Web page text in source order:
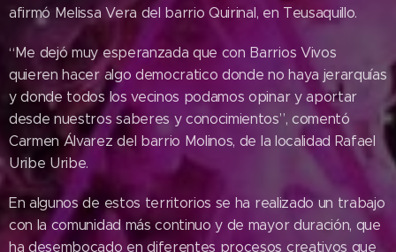
afirmó Melissa Vera del barrio Quirinal, en Teusaquillo.
“Me dejó muy esperanzada que con Barrios Vivos
quieren hacer algo democratico donde no haya jerarquías
y donde todos los vecinos podamos opinar y aportar
desde nuestros saberes y conocimientos”, comentó
Carmen Álvarez del barrio Molinos, de la localidad Rafael
Uribe Uribe.
En algunos de estos territorios se ha realizado un trabajo
con la comunidad más continuo y de mayor duración, que
ha desembocado en diferentes procesos creativos que